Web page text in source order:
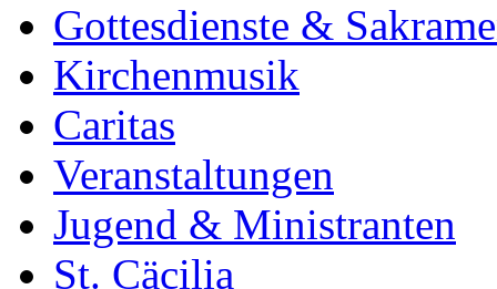
Gottesdienste &
Kirchenmusik
Caritas
Veranstaltungen
Jugend & Ministranten
St. Cäcilia